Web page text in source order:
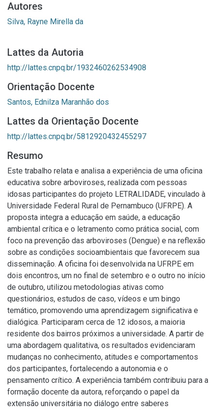
Autores
Silva, Rayne Mirella da
Lattes da Autoria
http://lattes.cnpq.br/1932460262534908
Orientação Docente
Santos, Ednilza Maranhão dos
Lattes da Orientação Docente
http://lattes.cnpq.br/5812920432455297
Resumo
Este trabalho relata e analisa a experiência de uma oficina
educativa sobre arboviroses, realizada com pessoas
idosas participantes do projeto LETRALIDADE, vinculado à
Universidade Federal Rural de Pernambuco (UFRPE). A
proposta integra a educação em saúde, a educação
ambiental crítica e o letramento como prática social, com
foco na prevenção das arboviroses (Dengue) e na reflexão
sobre as condições socioambientais que favorecem sua
disseminação. A oficina foi desenvolvida na UFRPE em
dois encontros, um no final de setembro e o outro no início
de outubro, utilizou metodologias ativas como
questionários, estudos de caso, vídeos e um bingo
temático, promovendo uma aprendizagem significativa e
dialógica. Participaram cerca de 12 idosos, a maioria
residente dos bairros próximos a universidade. A partir de
uma abordagem qualitativa, os resultados evidenciaram
mudanças no conhecimento, atitudes e comportamentos
dos participantes, fortalecendo a autonomia e o
pensamento crítico. A experiência também contribuiu para a
formação docente da autora, reforçando o papel da
extensão universitária no diálogo entre saberes